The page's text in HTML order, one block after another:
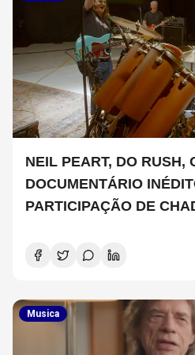
NEIL PEART, DO RUSH,
DOCUMENTÁRIO
PARTICIPAÇÃO DE
Musica